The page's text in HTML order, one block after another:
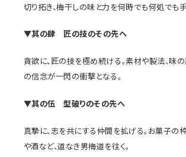
切り拓き、梅干しの味と力を何時でも何処でも
▼其の肆 匠の技のその先へ
貪欲に、匠の技を極め続ける。素材や製法、味
の信念が一閃の衝撃となる。
▼其の伍 型破りのその先へ
真摯に、志を共にする仲間を拡げる。お菓子の
や酒など、道なき男梅道を往く。